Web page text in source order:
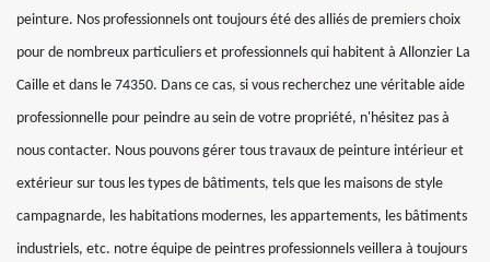
peinture. Nos professionnels ont toujours été des alliés de premiers choix
pour de nombreux particuliers et professionnels qui habitent à Allonzier La
Caille et dans le 74350. Dans ce cas, si vous recherchez une véritable aide
professionnelle pour peindre au sein de votre propriété, n'hésitez pas à
nous contacter. Nous pouvons gérer tous travaux de peinture intérieur et
extérieur sur tous les types de bâtiments, tels que les maisons de style
campagnarde, les habitations modernes, les appartements, les bâtiments
industriels, etc. notre équipe de peintres professionnels veillera à toujours